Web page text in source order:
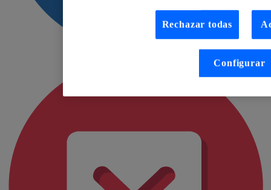
Rechazar todas
Configurar